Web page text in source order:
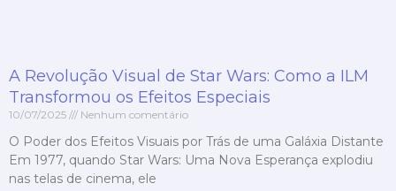
A Revolução Visual de Star Wars: Como a ILM
Transformou os Efeitos Especiais
10/07/2025 Nenhum comentário
O Poder dos Efeitos Visuais por Trás de uma Galáxia Distante
Em 1977, quando Star Wars: Uma Nova Esperança explodiu
nas telas de cinema, ele